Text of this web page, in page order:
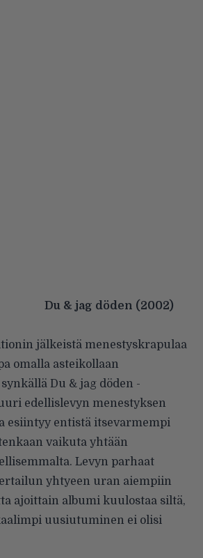
Du & jag döden (2002)
jälkeistä menestyskrapulaa
omalla asteikollaan
Du & jag döden -
edellislevyn menestyksen
esiintyy entistä itsevarmempi
vaikuta yhtään
Levyn parhaat
yhtyeen uran aiempiin
ajoittain albumi kuulostaa siltä,
uusiutuminen ei olisi